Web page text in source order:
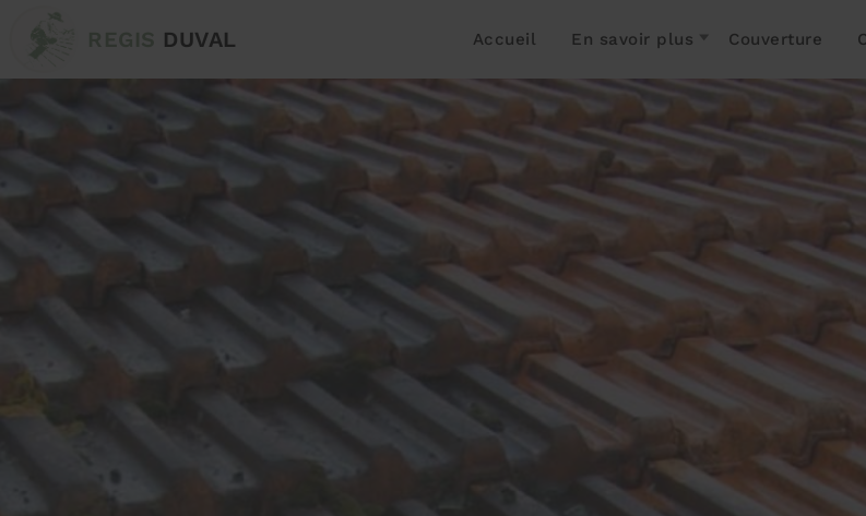
DUVAL Accueil En savoir plus Couverture